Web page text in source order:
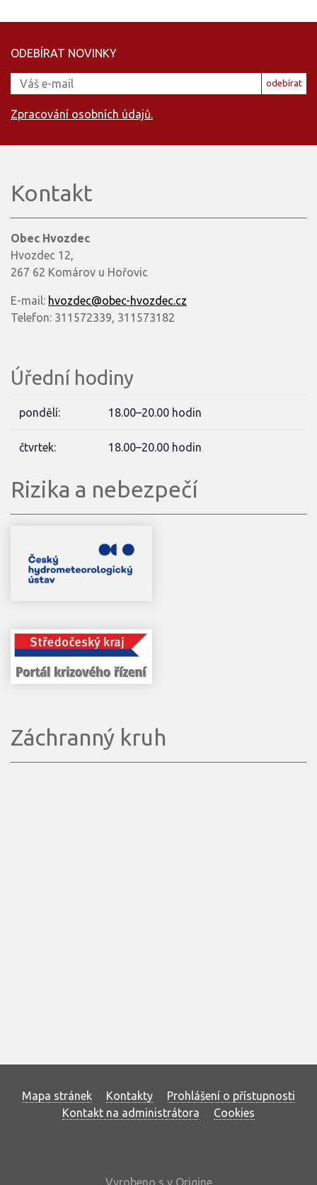
ODEBÍRAT NOVINKY
odebírat
Zpracování osobních údajů.
Kontakt
Obec Hvozdec
Hvozdec 12,
267 62 Komárov u Hořovic
E-mail: hvozdec@obec-hvozdec.cz
Telefon: 311572339, 311573182
Úřední hodiny
pondělí: 18.00–20.00 hodin
čtvrtek: 18.00–20.00 hodin
Rizika a nebezpečí
Záchranný kruh
Mapa stránek Kontakty
Prohlášení o přístupnosti
Kontakt na administrátora
Cookies
Vyrobeno s v Origine